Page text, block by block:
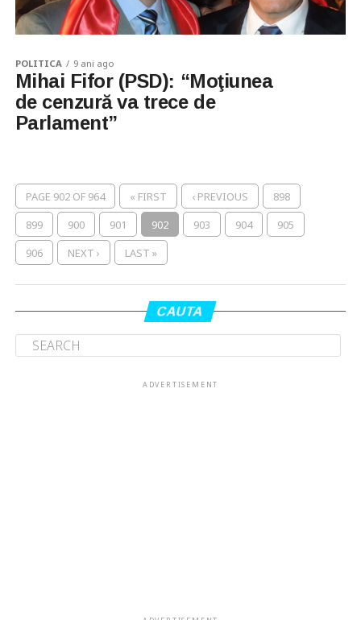
POLITICA 9 ani ago
Mihai Fifor (PSD): “Moţiunea
de cenzură va trece de
Parlament”
PAGE 902 OF 964 « FIRST ‹ PREVIOUS
898
899
900 901 902 903 904
905
906
NEXT › LAST »
CAUTA
ADVERTISEMENT